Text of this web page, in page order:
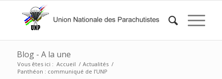
Blog - A la une
Vous êtes ici : Accueil / Actualités /
Panthéon : communiqué de l’UNP